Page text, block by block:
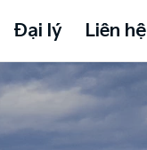
Đại lý Liên hệ